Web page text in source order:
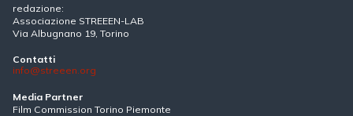
redazione:
Associazione STREEEN-LAB
Via Albugnano 19, Torino
Contatti
info@streeen.org
Media Partner
Film Commission Torino Piemonte